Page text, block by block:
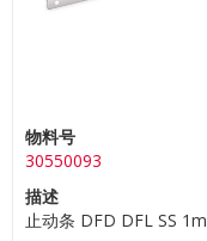
物料号
30550093
描述
止动条 DFD DFL SS 1m